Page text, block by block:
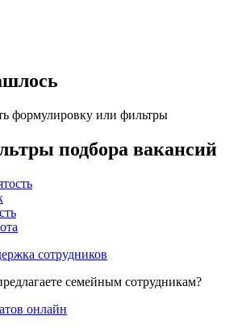
формулировку или фильтры
подбора вакансий
сотрудников
семейным сотрудникам?
онлайн